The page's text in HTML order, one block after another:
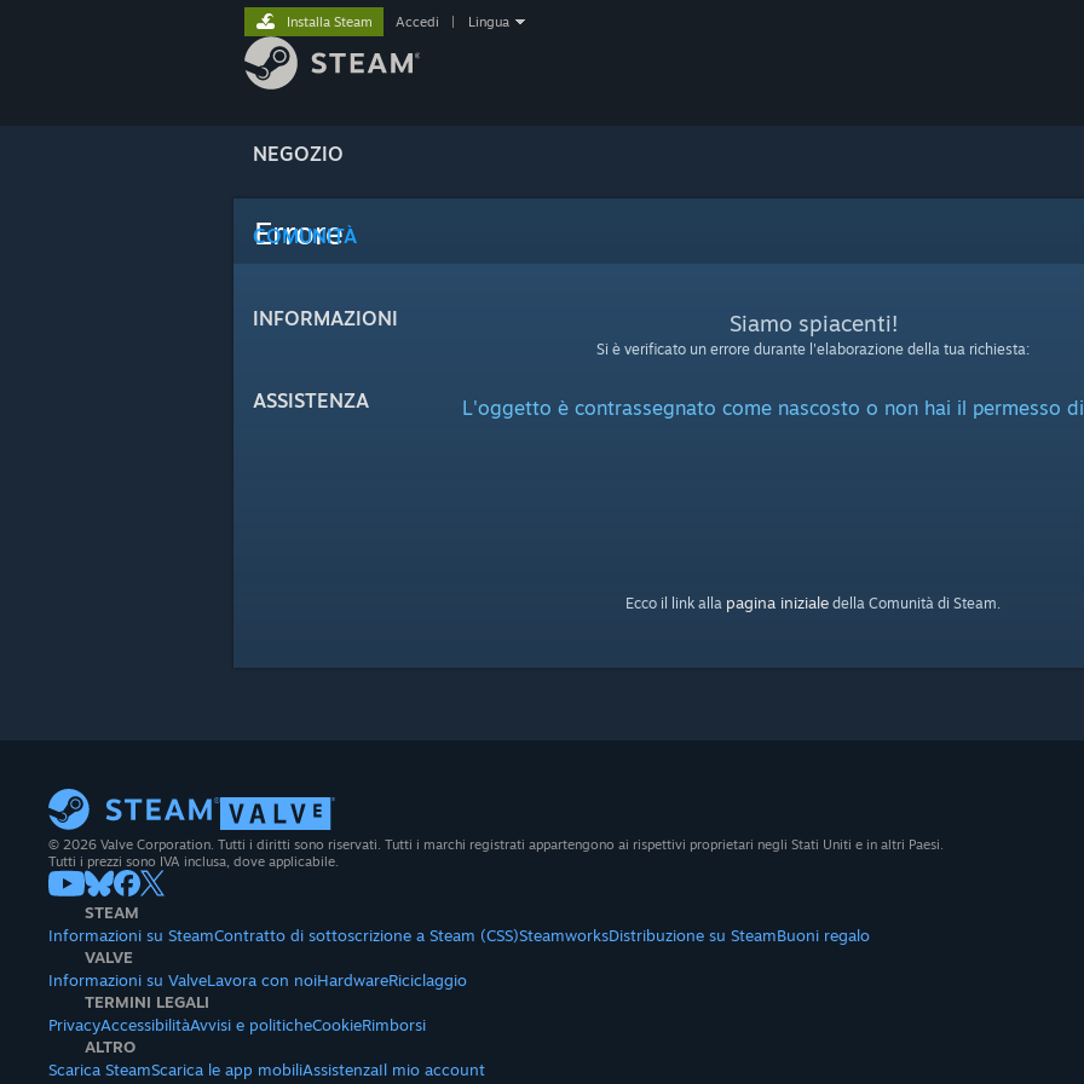
NEGOZIO
COMUNITÀ
INFORMAZIONI
ASSISTENZA
Installa Steam Accedi Lingua
Errore
Siamo spiacenti!
Si è verificato un errore durante l'elaborazione della tua richiesta:
L'oggetto è contrassegnato come nascosto o non hai il permesso
Ecco il link alla pagina iniziale della Comunità di Steam.
© 2026 Valve Corporation. Tutti i diritti sono riservati. Tutti i marchi registrati appartengono ai rispettivi proprietari negli Stati Uniti e in altri Paesi.
Tutti i prezzi sono IVA inclusa, dove applicabile.
STEAM
Informazioni su SteamContratto di sottoscrizione a Steam (CSS)SteamworksDistribuzione su SteamBuoni regalo
VALVE
Informazioni su ValveLavora con noiHardwareRiciclaggio
TERMINI LEGALI
PrivacyAccessibilitàAvvisi e politicheCookieRimborsi
ALTRO
Scarica SteamScarica le app mobiliAssistenzaIl mio account